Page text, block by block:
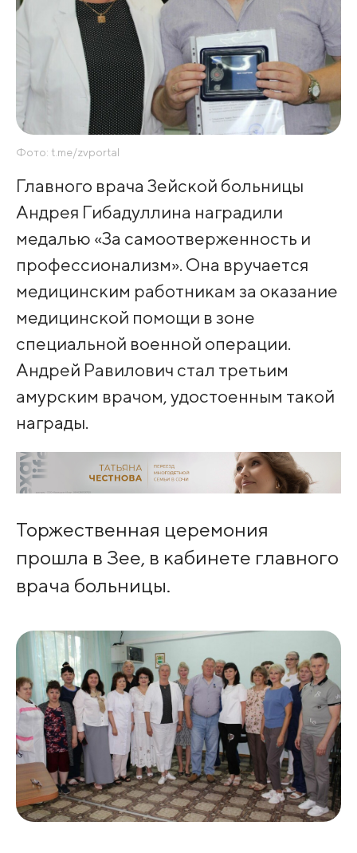
Фото: t.me/zvportal
Главного врача Зейской больницы
Андрея Гибадуллина наградили
медалью «За самоотверженность и
профессионализм». Она вручается
медицинским работникам за оказание
медицинской помощи в зоне
специальной военной операции.
Андрей Равилович стал третьим
амурским врачом, удостоенным такой
награды.
Торжественная церемония
прошла в Зее, в кабинете главного
врача больницы.